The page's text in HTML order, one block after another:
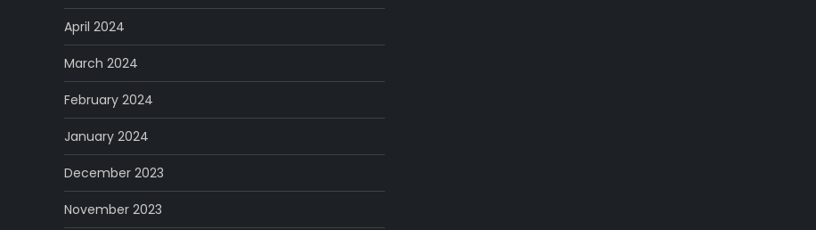
April 2024
March 2024
February 2024
January 2024
December 2023
November 2023